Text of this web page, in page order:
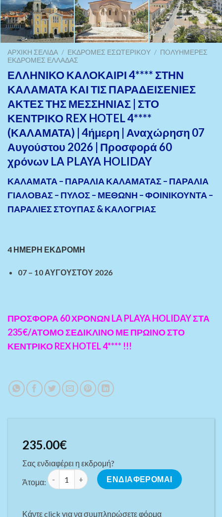
ΑΡΧΙΚΉ ΣΕΛΊΔΑ / ΕΚΔΡΟΜΈΣ ΕΣΩΤΕΡΙΚΟΎ / ΠOΛΥΉΜΕΡΕΣ
ΕΚΔΡΟΜΈΣ ΕΛΛΆΔΑΣ
ΕΛΛΗΝΙΚΟ ΚΑΛΟΚΑΙΡΙ 4**** ΣΤΗΝ
ΚΑΛΑΜΑΤΑ ΚΑΙ ΤΙΣ ΠΑΡΑΔΕΙΣΕΝΙΕΣ
ΑΚΤΕΣ ΤΗΣ ΜΕΣΣΗΝΙΑΣ | ΣΤΟ
ΚΕΝΤΡΙΚΟ REX HOTEL 4****
(ΚΑΛΑΜΑΤΑ) | 4ήμερη | Αναχώρηση 07
Αυγούστου 2026 | Προσφορά 60
χρόνων LA PLAYA HOLIDAY
ΚΑΛΑΜΑΤΑ – ΠΑΡΑΛΙΑ ΚΑΛΑΜΑΤΑΣ – ΠΑΡΑΛΙΑ
ΓΙΑΛΟΒΑΣ – ΠΥΛΟΣ – ΜΕΘΩΝΗ – ΦΟΙΝΙΚΟΥΝΤΑ –
ΠΑΡΑΛΙΕΣ ΣΤΟΥΠΑΣ & ΚΑΛΟΓΡΙΑΣ
4 ΗΜΕΡΗ ΕΚΔΡΟΜΗ
07 – 10 ΑΥΓΟΥΣΤΟΥ 2026
ΠΡΟΣΦΟΡΑ 60 ΧΡΟΝΩΝ LA PLAYA HOLIDAY ΣΤΑ
235€/ΑΤΟΜΟ ΣΕΔΙΚΛΙΝΟ ΜΕ ΠΡΩΙΝΟ ΣΤΟ
ΚΕΝΤΡΙΚΟ REX HOTEL 4**** !!!
235.00€
Σας ενδιαφέρει η εκδρομή?
Άτομα:
ΕΛΛΗΝΙΚΟ ΚΑΛΟΚΑΙΡΙ 4**** ΣΤΗΝ ΚΑΛΑΜΑΤΑ ΚΑΙ
ΕΝΔΙΑΦΕΡΟΜΑΙ
Κάντε click για να συμπληρώσετε φόρμα